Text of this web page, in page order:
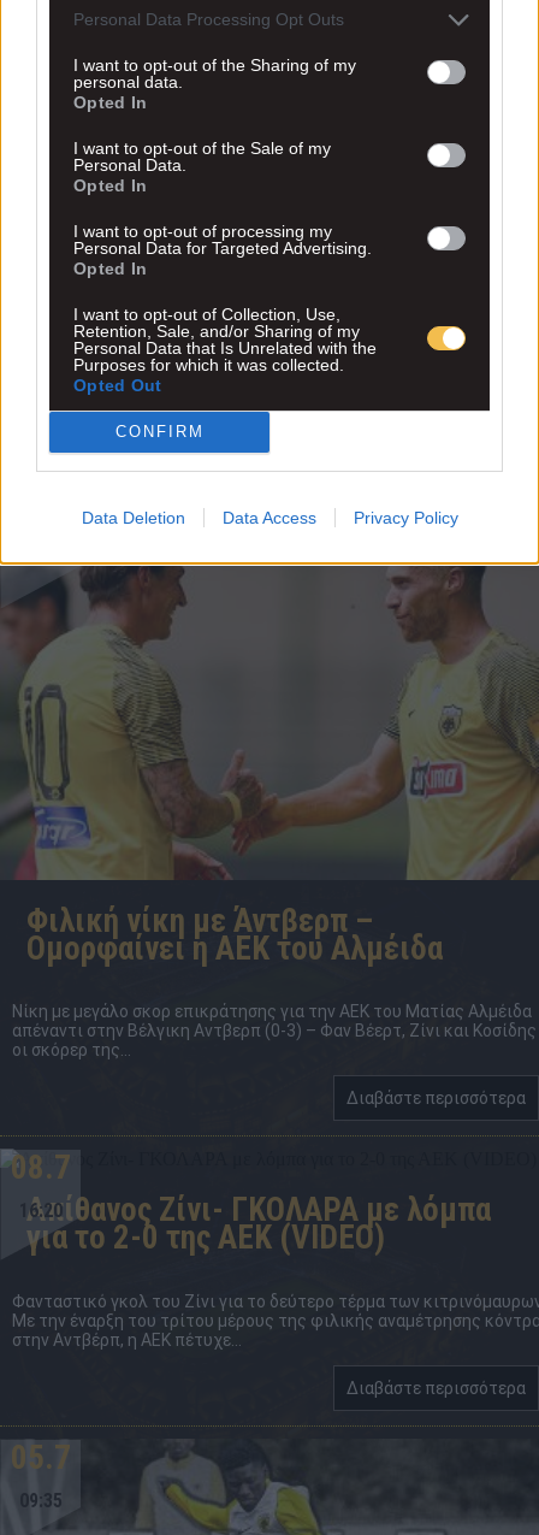
Personal Data Processing Opt Outs
I want to opt-out of the Sharing of my
personal data.
Opted In
I want to opt-out of the Sale of my
Personal Data.
Opted In
I want to opt-out of processing my
Personal Data for Targeted Advertising.
Opted In
I want to opt-out of Collection, Use,
Retention, Sale, and/or Sharing of my
Personal Data that Is Unrelated with the
Purposes for which it was collected.
Opted Out
CONFIRM
Data Deletion Data Access Privacy Policy
Τα ακατέργαστα διαμάντια του
Ο… παλιός Ζίνι και οι νέοι Λαμαράνα και Γεμπόα μπορούν να
αποτελέσουν υπερπολύτιμα περιουσιακά στοιχεία για την ΑΕΚ στο
μέλλον. Το ΑΕΚ1924 αναλύει. Ξαφνικά την...
17:18
Φιλική νίκη με Άντβερπ –
Ομορφαίνει η ΑΕΚ του Αλμέιδα
Νίκη με μεγάλο σκορ επικράτησης για την ΑΕΚ του Ματίας Αλμέιδα
απέναντι στην Βέλγικη Αντβερπ (0-3) – Φαν Βέερτ, Ζίνι και Κοσίδης
οι σκόρερ της...
Διαβάστε περισσότερα
08.7
16:20
Απίθανος Ζίνι- ΓΚΟΛΑΡΑ με λόμπα
για το 2-0 της ΑΕΚ (VIDEO)
Φανταστικό γκολ του Ζίνι για το δεύτερο τέρμα των
Με την έναρξη του τρίτου μέρους της φιλικής αναμέτρησης
στην Αντβέρπ, η ΑΕΚ πέτυχε...
Διαβάστε περισσότερα
05.7
09:35